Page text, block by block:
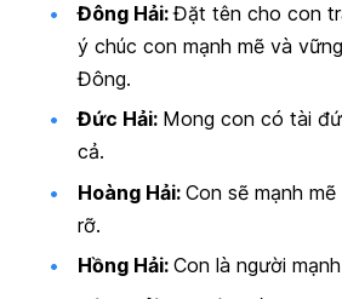
Đông Hải:Đặt tên cho con
ý chúc con mạnh mẽ và
Đông.
Đức Hải: Mong con có tài
cả.
Hoàng Hải: Con sẽ mạnh
rỡ.
Hồng Hải: Con là người